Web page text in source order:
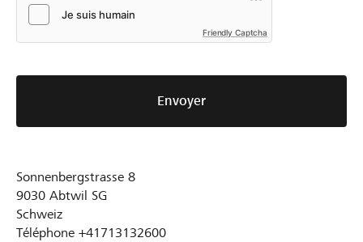
Friendly Captcha
Envoyer
Sonnenbergstrasse 8
9030 Abtwil SG
Schweiz
Téléphone +41713132600